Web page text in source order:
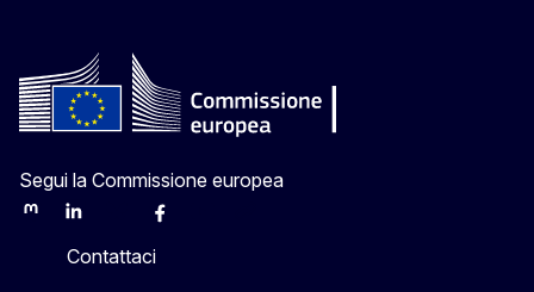
Segui la Commissione europea
MastodonLinkedInBlueskyFacebook
Contattaci